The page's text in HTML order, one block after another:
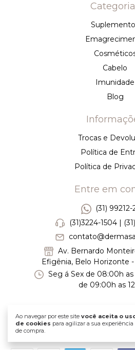
Ao navegar por este site você aceita o
de cookies para agilizar a sua experiência
de compra.
Cabelo
Imunidade
Blog
Trocas e
Política de
Política de
Entre em
(31) 99212-
(31)3224-1504 |
Av. Bernardo
Efigênia, Belo Horizonte -
Seg á Sex de 08:00h
de 09:00h as
Formas de